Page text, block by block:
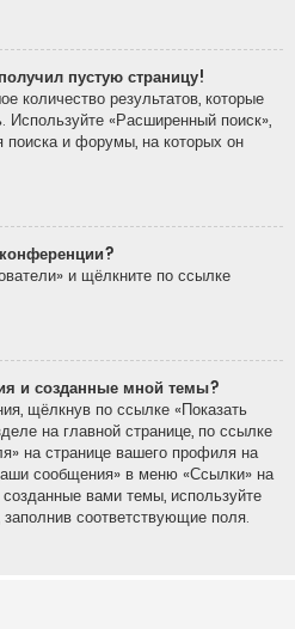
пустую страницу!
количество результатов, которые
Используйте «Расширенный поиск»,
поиска и форумы, на которых он
и щёлкните по ссылке
и созданные мной темы?
щёлкнув по ссылке «Показать
на главной странице, по ссылке
на странице вашего профиля на
сообщения» в меню «Ссылки» на
вами темы, используйте
соответствующие поля.